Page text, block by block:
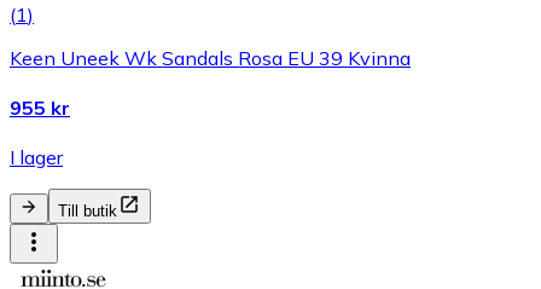
(1)
Keen Uneek Wk Sandals Rosa EU 39 Kvinna
955 kr
I lager
Till butik